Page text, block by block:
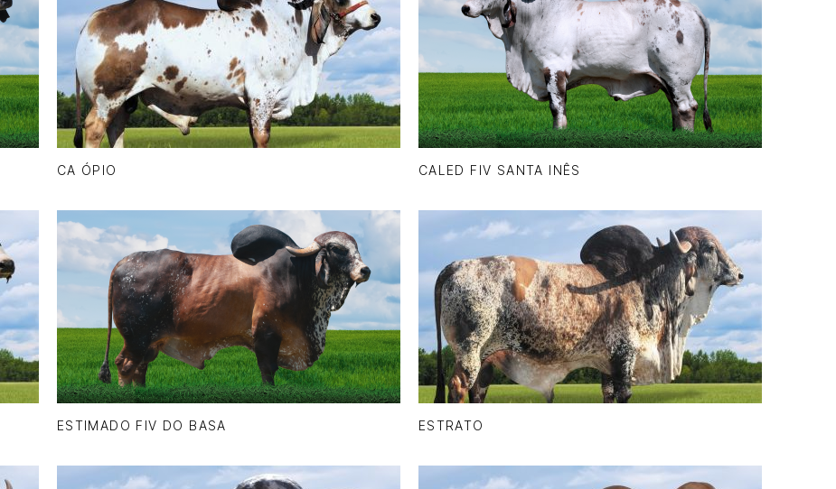
CA ÓPIO CALED FIV SANTA INÊS
ESTIMADO FIV DO BASA ESTRATO